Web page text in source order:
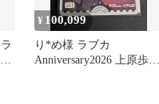
¥ 100,099
り*め様 ラブカ
Anniversary2026 上原歩夢